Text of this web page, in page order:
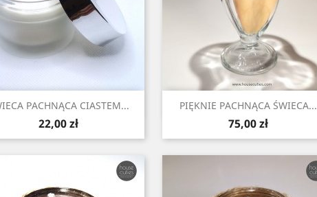
PACHNĄCA CIASTEM...
Cena
22,00 zł
 Szybki podgląd PIĘKNIE PACHNĄCA ŚWIECA...
Cena
75,00 zł
Szybki podgląd